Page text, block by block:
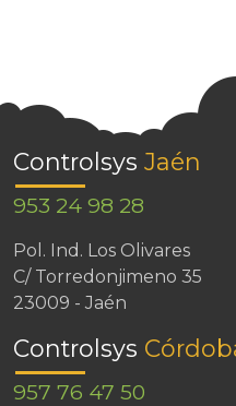
Controlsys Jaén
953 24 98 28
Pol. Ind. Los Olivares
C/ Torredonjimeno 35
23009 - Jaén
Controlsys
957 76 47 50